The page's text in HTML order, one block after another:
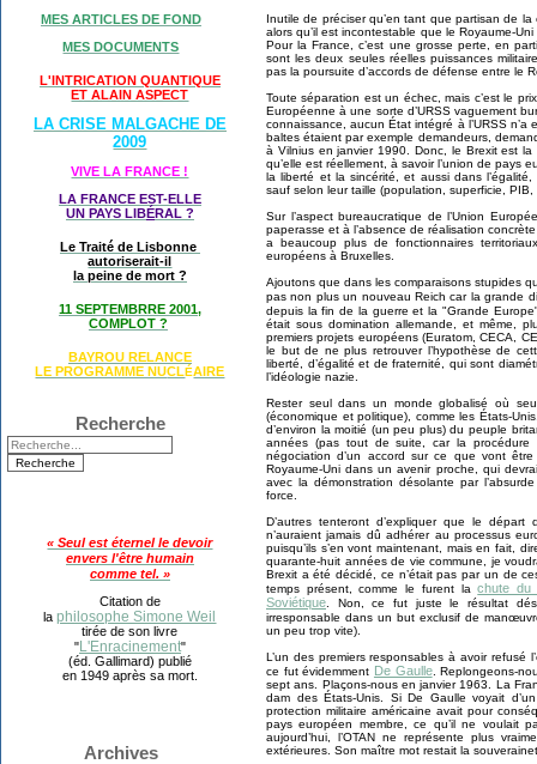
MES ARTICLES DE FOND
MES DOCUMENTS
L'INTRICATION QUANTIQUE
ET ALAIN ASPECT
LA CRISE MALGACHE DE
2009
VIVE LA FRANCE !
LA FRANCE EST-ELLE
UN PAYS LIBÉRAL ?
Le Traité de Lisbonne
autoriserait-il
la peine de mort ?
11 SEPTEMBRRE 2001,
COMPLOT ?
BAYROU RELANCE
LE PROGRAMME NUCLÉAIRE
Recherche
« Seul est éternel le devoir
envers l'être humain
comme tel. »
Citation de
laphilosophe Simone Weil
tirée de son livre
"L'Enracinement"
(éd. Gallimard) publié
en 1949 après sa mort.
Archives
Inutile de préciser qu’en tant que partisan de
alors qu’il est incontestable que le Royaume-
Pour la France, c’est une grosse perte, en
sont les deux seules réelles puissances
pas la poursuite d’accords de défense entre le
Toute séparation est un échec, mais c’est le
Européenne à une sorte d’URSS vaguement
connaissance, aucun État intégré à l’URSS n’a
baltes étaient par exemple demandeurs,
à Vilnius en janvier 1990. Donc, le Brexit est
qu’elle est réellement, à savoir l’union de pays
la liberté et la sincérité, et aussi dans
sauf selon leur taille (population, superficie, PIB,
Sur l’aspect bureaucratique de l’Union
paperasse et à l’absence de réalisation
a beaucoup plus de fonctionnaires
européens à Bruxelles.
Ajoutons que dans les comparaisons stupides
pas non plus un nouveau Reich car la grande
depuis la fin de la guerre et la "Grande
était sous domination allemande, et même,
premiers projets européens (Euratom, CECA,
le but de ne plus retrouver l’hypothèse de
liberté, d’égalité et de fraternité, qui sont
l’idéologie nazie.
Rester seul dans un monde globalisé où
(économique et politique), comme les États-
d’environ la moitié (un peu plus) du peuple
années (pas tout de suite, car la
négociation d’un accord sur ce que vont
Royaume-Uni dans un avenir proche, qui
avec la démonstration désolante par
force.
D’autres tenteront d’expliquer que le départ
n’auraient jamais dû adhérer au processus
puisqu’ils s’en vont maintenant, mais en fait,
quarante-huit années de vie commune, je
Brexit a été décidé, ce n’était pas par un de
temps présent, comme le furent lachute du
Soviétique . Non, ce fut juste le résultat
irresponsable dans un but exclusif de
un peu trop vite).
L’un des premiers responsables à avoir refusé
ce fut évidemment De Gaulle. Replongeons-
sept ans. Plaçons-nous en janvier 1963. La
dam des États-Unis. Si De Gaulle voyait
protection militaire américaine avait pour
pays européen membre, ce qu’il ne voulait
aujourd’hui, l’OTAN ne représente plus
extérieures. Son maître mot restait la